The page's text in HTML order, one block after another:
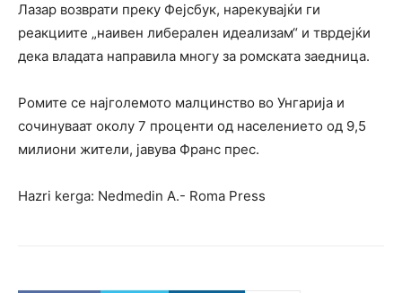
Лазар возврати преку Фејсбук, нарекувајќи ги
реакциите „наивен либерален идеализам“ и тврдејќи
дека владата направила многу за ромската заедница.
Ромите се најголемото малцинство во Унгарија и
сочинуваат околу 7 проценти од населението од 9,5
милиони жители, јавува Франс прес.
Hazri kerga: Nedmedin A.- Roma Press